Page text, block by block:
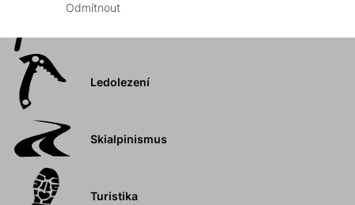
Ledolezení
Skialpinismus
Turistika
Odmítnout